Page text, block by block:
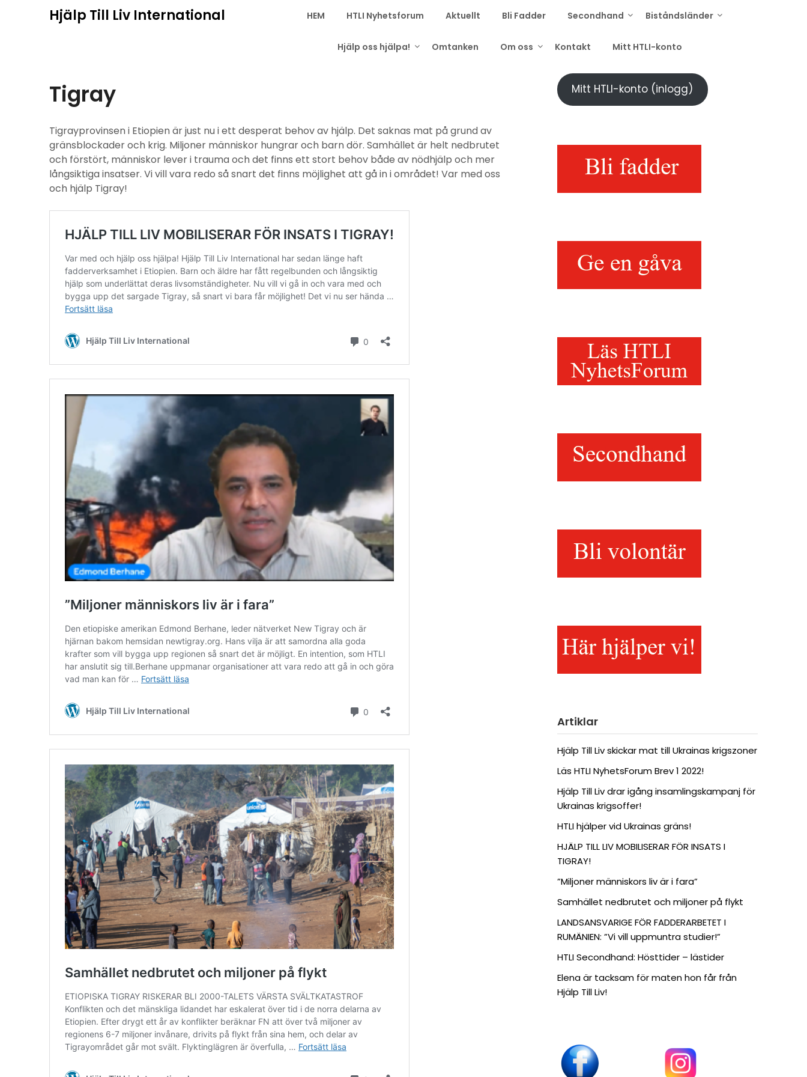
Hjälp Till Liv International HEM HTLI Nyhetsforum Aktuellt Bli Fadder Secondhand Biståndsländer
Hjälp oss hjälpa! Omtanken Om oss Kontakt Mitt HTLI-konto
Tigray
Tigrayprovinsen i Etiopien är just nu i ett desperat behov av hjälp. Det saknas mat på grund av
gränsblockader och krig. Miljoner människor hungrar och barn dör. Samhället är helt nedbrutet
och förstört, människor lever i trauma och det finns ett stort behov både av nödhjälp och mer
långsiktiga insatser. Vi vill vara redo så snart det finns möjlighet att gå in i området! Var med oss
och hjälp Tigray!
Mitt HTLI-konto (inlogg)
Artiklar
Hjälp Till Liv skickar mat till Ukrainas krigszoner
Läs HTLI NyhetsForum Brev 1 2022!
Hjälp Till Liv drar igång insamlingskampanj för
Ukrainas krigsoffer!
HTLI hjälper vid Ukrainas gräns!
HJÄLP TILL LIV MOBILISERAR FÖR INSATS I
TIGRAY!
”Miljoner människors liv är i fara”
Samhället nedbrutet och miljoner på flykt
LANDSANSVARIGE FÖR FADDERARBETET I
RUMÄNIEN: ”Vi vill uppmuntra studier!”
HTLI Secondhand: Hösttider – lästider
Elena är tacksam för maten hon får från
Hjälp Till Liv!